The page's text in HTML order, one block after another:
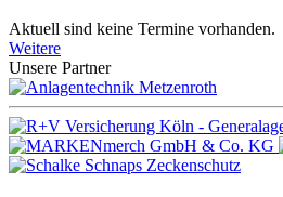
Aktuell sind keine Termine vorhanden.
Weitere
Unsere Partner